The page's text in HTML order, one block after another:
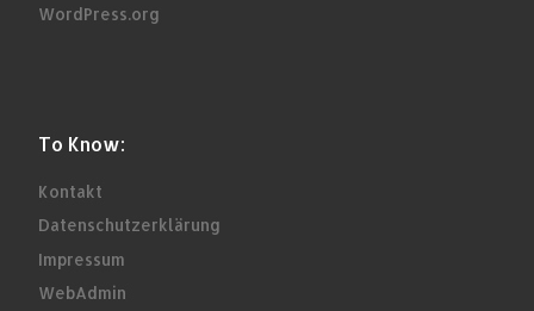
WordPress.org
To Know:
Kontakt
Datenschutzerklärung
Impressum
WebAdmin